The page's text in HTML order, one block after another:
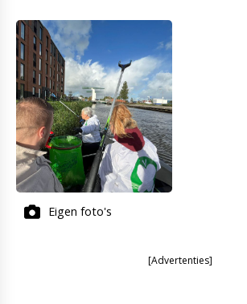
Eigen foto's
[Advertenties]